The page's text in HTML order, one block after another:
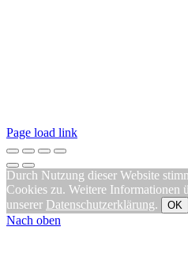
Page load link
Durch Nutzung dieser Website
Cookies zu. Weitere Informationen
unserer Datenschutzerklärung. OK
Nach oben